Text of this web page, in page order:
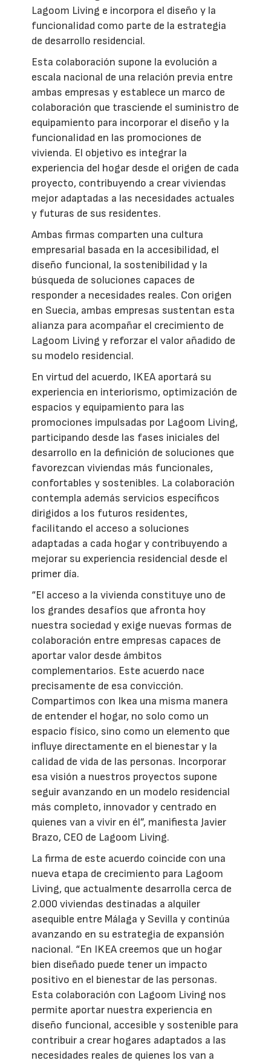
Lagoom Living e incorpora el diseño y la
funcionalidad como parte de la estrategia
de desarrollo residencial.
Esta colaboración supone la evolución a
escala nacional de una relación previa entre
ambas empresas y establece un marco de
colaboración que trasciende el suministro de
equipamiento para incorporar el diseño y la
funcionalidad en las promociones de
vivienda. El objetivo es integrar la
experiencia del hogar desde el origen de cada
proyecto, contribuyendo a crear viviendas
mejor adaptadas a las necesidades actuales
y futuras de sus residentes.
Ambas firmas comparten una cultura
empresarial basada en la accesibilidad, el
diseño funcional, la sostenibilidad y la
búsqueda de soluciones capaces de
responder a necesidades reales. Con origen
en Suecia, ambas empresas sustentan esta
alianza para acompañar el crecimiento de
Lagoom Living y reforzar el valor añadido de
su modelo residencial.
En virtud del acuerdo, IKEA aportará su
experiencia en interiorismo, optimización de
espacios y equipamiento para las
promociones impulsadas por Lagoom Living,
participando desde las fases iniciales del
desarrollo en la definición de soluciones que
favorezcan viviendas más funcionales,
confortables y sostenibles. La colaboración
contempla además servicios específicos
dirigidos a los futuros residentes,
facilitando el acceso a soluciones
adaptadas a cada hogar y contribuyendo a
mejorar su experiencia residencial desde el
primer día.
“El acceso a la vivienda constituye uno de
los grandes desafíos que afronta hoy
nuestra sociedad y exige nuevas formas de
colaboración entre empresas capaces de
aportar valor desde ámbitos
complementarios. Este acuerdo nace
precisamente de esa convicción.
Compartimos con Ikea una misma manera
de entender el hogar, no solo como un
espacio físico, sino como un elemento que
influye directamente en el bienestar y la
calidad de vida de las personas. Incorporar
esa visión a nuestros proyectos supone
seguir avanzando en un modelo residencial
más completo, innovador y centrado en
quienes van a vivir en él”, manifiesta Javier
Brazo, CEO de Lagoom Living.
La firma de este acuerdo coincide con una
nueva etapa de crecimiento para Lagoom
Living, que actualmente desarrolla cerca de
2.000 viviendas destinadas a alquiler
asequible entre Málaga y Sevilla y continúa
avanzando en su estrategia de expansión
nacional. “En IKEA creemos que un hogar
bien diseñado puede tener un impacto
positivo en el bienestar de las personas.
Esta colaboración con Lagoom Living nos
permite aportar nuestra experiencia en
diseño funcional, accesible y sostenible para
contribuir a crear hogares adaptados a las
necesidades reales de quienes los van a